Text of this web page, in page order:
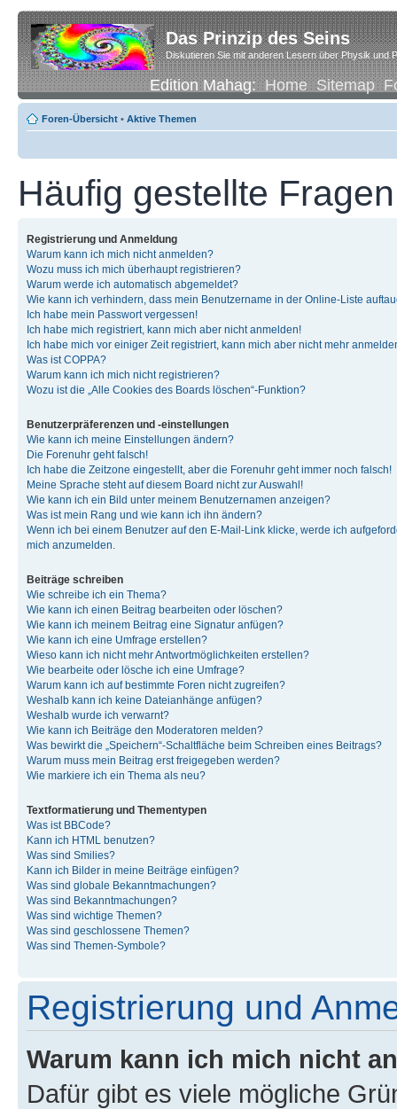
Das Prinzip des Seins
Diskutieren Sie mit anderen Lesern über Physik und
Edition Mahag:Home Sitemap
Foren-Übersicht • Aktive Themen
Häufig gestellte Fragen
Registrierung und Anmeldung
Warum kann ich mich nicht anmelden?
Wozu muss ich mich überhaupt registrieren?
Warum werde ich automatisch abgemeldet?
Wie kann ich verhindern, dass mein Benutzername in der Online-Liste
Ich habe mein Passwort vergessen!
Ich habe mich registriert, kann mich aber nicht anmelden!
Ich habe mich vor einiger Zeit registriert, kann mich aber nicht mehr
Was ist COPPA?
Warum kann ich mich nicht registrieren?
Wozu ist die „Alle Cookies des Boards löschen“-Funktion?
Benutzerpräferenzen und -einstellungen
Wie kann ich meine Einstellungen ändern?
Die Forenuhr geht falsch!
Ich habe die Zeitzone eingestellt, aber die Forenuhr geht immer noch falsch!
Meine Sprache steht auf diesem Board nicht zur Auswahl!
Wie kann ich ein Bild unter meinem Benutzernamen anzeigen?
Was ist mein Rang und wie kann ich ihn ändern?
Wenn ich bei einem Benutzer auf den E-Mail-Link klicke, werde ich
mich anzumelden.
Beiträge schreiben
Wie schreibe ich ein Thema?
Wie kann ich einen Beitrag bearbeiten oder löschen?
Wie kann ich meinem Beitrag eine Signatur anfügen?
Wie kann ich eine Umfrage erstellen?
Wieso kann ich nicht mehr Antwortmöglichkeiten erstellen?
Wie bearbeite oder lösche ich eine Umfrage?
Warum kann ich auf bestimmte Foren nicht zugreifen?
Weshalb kann ich keine Dateianhänge anfügen?
Weshalb wurde ich verwarnt?
Wie kann ich Beiträge den Moderatoren melden?
Was bewirkt die „Speichern“-Schaltfläche beim Schreiben eines Beitrags?
Warum muss mein Beitrag erst freigegeben werden?
Wie markiere ich ein Thema als neu?
Textformatierung und Thementypen
Was ist BBCode?
Kann ich HTML benutzen?
Was sind Smilies?
Kann ich Bilder in meine Beiträge einfügen?
Was sind globale Bekanntmachungen?
Was sind Bekanntmachungen?
Was sind wichtige Themen?
Was sind geschlossene Themen?
Was sind Themen-Symbole?
Registrierung und
Warum kann ich mich nicht
Dafür gibt es viele mögliche